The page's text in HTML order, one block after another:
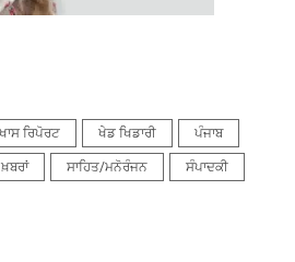
ਖਾਸ ਰਿਪੋਰਟ ਖੇਡ ਖਿਡਾਰੀ ਪੰਜਾਬ
ਸਾਹਿਤ/ਮਨੋਰੰਜਨ ਸੰਪਾਦਕੀ